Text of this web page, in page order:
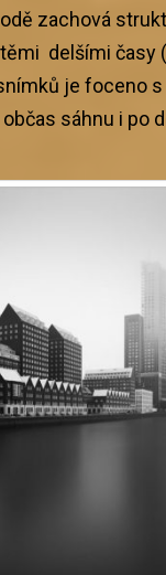
zachová
delšími časy
je foceno s
sáhnu i po